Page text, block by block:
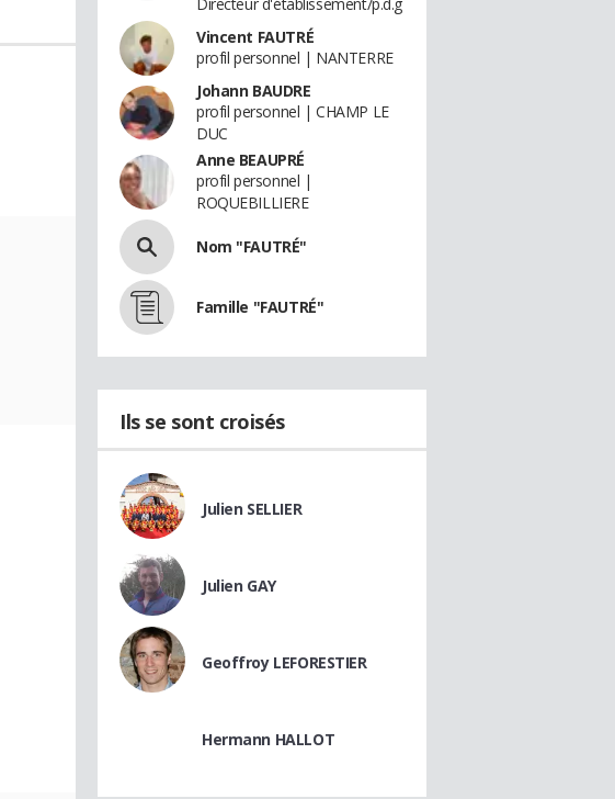
Vincent FAUTRÉ
profil personnel | NANTERRE
Johann BAUDRE
profil personnel | CHAMP LE
DUC
Anne BEAUPRÉ
profil personnel |
ROQUEBILLIERE
Nom "FAUTRÉ"
Famille "FAUTRÉ"
Ils se sont croisés
Julien SELLIER
Julien GAY
Geoffroy LEFORESTIER
Hermann HALLOT